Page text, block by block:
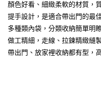
台新國際商業銀行
台灣樂天信用卡公司
AFTEE先享後付
相關說明
【關於「AFTEE先享後付」】
AFTEE先享後付是「在收到商品
便利好安心！
１．簡單：不需註冊會員、不需綁
ATM付款
顏色好看、細緻柔軟的材質，
提手設計，是適合帶出門的最
多種類內袋，分類收納簡單明
做工精細，走線、拉鍊精緻縫
帶出門、放家裡收納都有型，